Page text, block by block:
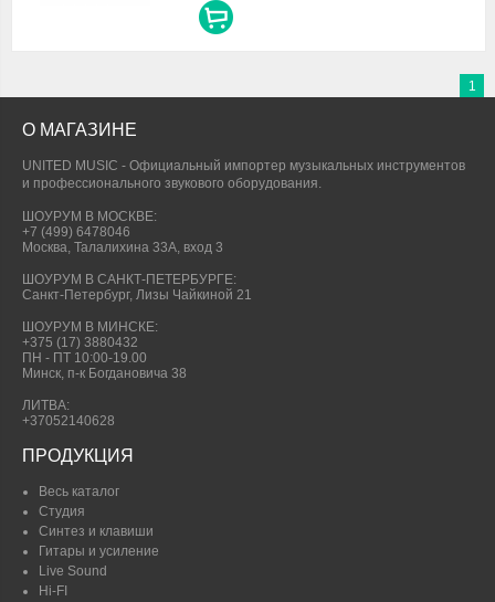
1
О МАГАЗИНЕ
UNITED MUSIC - Официальный импортер музыкальных инструментов
и профессионального звукового оборудования.
ШОУРУМ В МОСКВЕ:
+7 (499) 6478046
Москва, Талалихина 33А, вход 3
ШОУРУМ В САНКТ-ПЕТЕРБУРГЕ:
Санкт-Петербург, Лизы Чайкиной 21
ШОУРУМ В МИНСКЕ:
+375 (17) 3880432
ПН - ПТ 10:00-19.00
Минск, п-к Богдановича 38
ЛИТВА:
+37052140628
ПРОДУКЦИЯ
Весь каталог
Студия
Синтез и клавиши
Гитары и усиление
Live Sound
Hi-FI